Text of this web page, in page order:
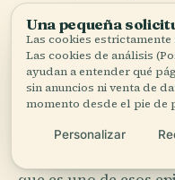
mueven, los nombres
permanece, afilada
Dubrovnik aporta
Držić, dramaturgo y
comedias y luego
una conjura contra
Una pequeña
Las cookies
Las cookies de análisis
ayudan a entender qué
sin anuncios ni venta de
momento desde el pie de
Personalizar